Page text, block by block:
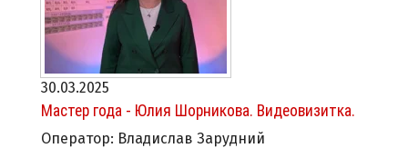
30.03.2025
Мастер года - Юлия Шорникова. Видеовизитка.
Оператор: Владислав Зарудний